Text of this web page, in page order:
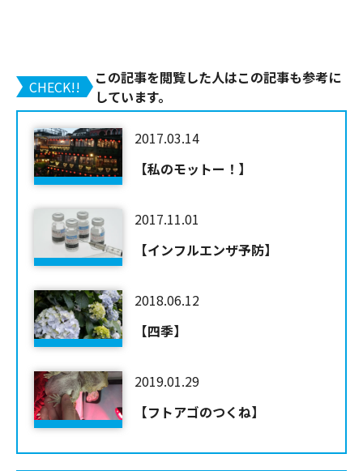
CHECK!!
この記事を閲覧した人はこの記事も参考に
しています。
2017.03.14
【私のモットー！】
2017.11.01
【インフルエンザ予防】
2018.06.12
【四季】
2019.01.29
【フトアゴのつくね】